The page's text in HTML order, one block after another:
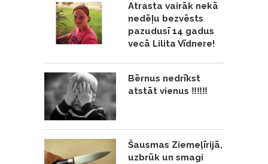
Atrasta vairāk nekā
nedēļu bezvēsts
pazudusī 14 gadus
vecā Lilita Vīdnere!
Bērnus nedrīkst
atstāt vienus ‼️‼️‼️
Šausmas Ziemeļīrijā,
uzbrūk un smagi